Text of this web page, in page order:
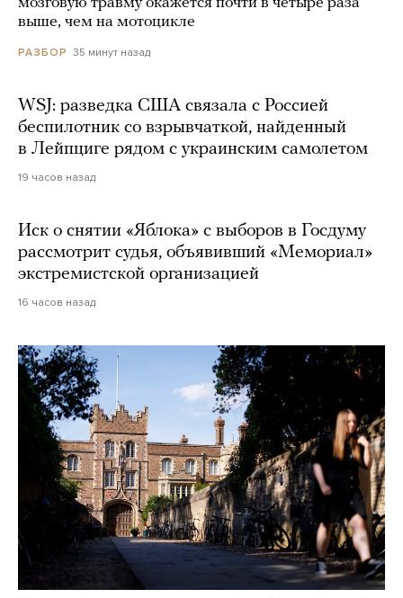
выше, чем на мотоцикле
РАЗБОР 35 минут назад
WSJ: разведка США связала с Россией
беспилотник со взрывчаткой, найденный
в Лейпциге рядом с украинским самолетом
19 часов назад
Иск о снятии «Яблока» с выборов в Госдуму
рассмотрит судья, объявивший «Мемориал»
экстремистской организацией
16 часов назад